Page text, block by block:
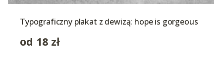
Typograficzny plakat z dewizą: hope is gorgeous
od 18 zł